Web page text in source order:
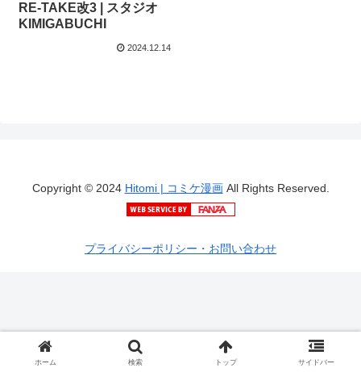
RE-TAKE改3 | スタジオ
KIMIGABUCHI
2024.12.14
Copyright © 2024 Hitomi | コミケ漫画All Rights Reserved.
プライバシーポリシー・お問い合わせ
ホーム 検索 トップ サイドバー